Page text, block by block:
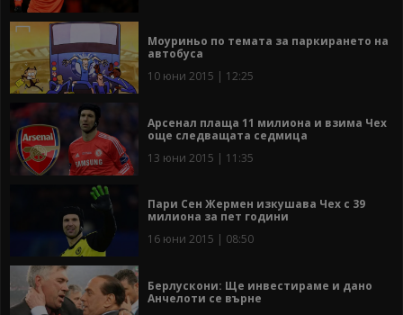
Моуриньо по темата за паркирането на
автобуса
10 юни 2015 | 12:25
Арсенал плаща 11 милиона и взима Чех
още следващата седмица
13 юни 2015 | 11:35
Пари Сен Жермен изкушава Чех с 39
милиона за пет години
16 юни 2015 | 08:50
Берлускони: Ще инвестираме и дано
Анчелоти се върне